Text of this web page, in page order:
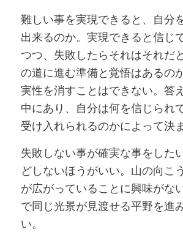
難しい事を実現できると、自分
出来るのか。実現できると信じ
つつ、失敗したらそれはそれだ
の道に進む準備と覚悟はあるの
実性を消すことはできない。答
中にあり、自分は何を信じられ
受け入れられるのかによって決ま
失敗しない事が確実な事をした
どしないほうがいい。山の向こ
が広がっていることに興味がな
で同じ光景が見渡せる平野を進
い。